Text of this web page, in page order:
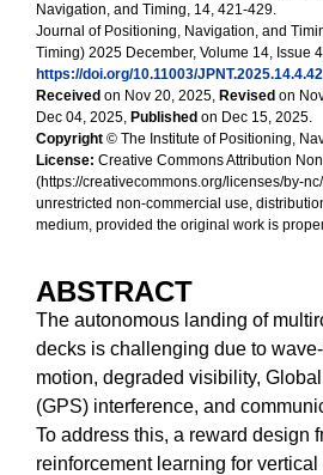
Navigation, and Timing, 14, 421-429.
Journal of Positioning, Navigation, and
Timing) 2025 December, Volume 14, Issue
https://doi.org/10.11003/
Received on Nov 20, 2025, Revised on
Dec 04, 2025, Published on Dec 15, 2025.
Copyright © The Institute of Positioning,
License: Creative Commons Attribution
(https://creativecommons.org/licenses/by-
unrestricted non-commercial use,
medium, provided the original work is
ABSTRACT
The autonomous landing of
decks is challenging due to
motion, degraded visibility,
(GPS) interference, and
To address this, a reward design
reinforcement learning for